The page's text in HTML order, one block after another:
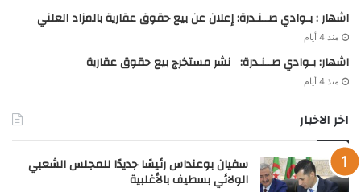
اشهار : بـوادي صــنـدرة: إعلان عن بيع حقوق عقارية بالمزاد العلني
منذ 4 أيام
اشهار: بـوادي صــنـدرة: نشر مستخرج بيع حقوق عقارية
منذ 4 أيام
اخر الاخبار
سفيان بوعنداس رئيسًا جديدًا للمجلس الشعبي
الولائي بسطيف بالأغلبية